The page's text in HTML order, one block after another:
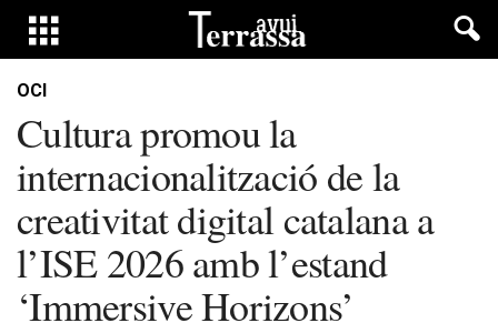
OCI
Cultura promou la
internacionalització de la
creativitat digital catalana a
l’ISE 2026 amb l’estand
‘Immersive Horizons’